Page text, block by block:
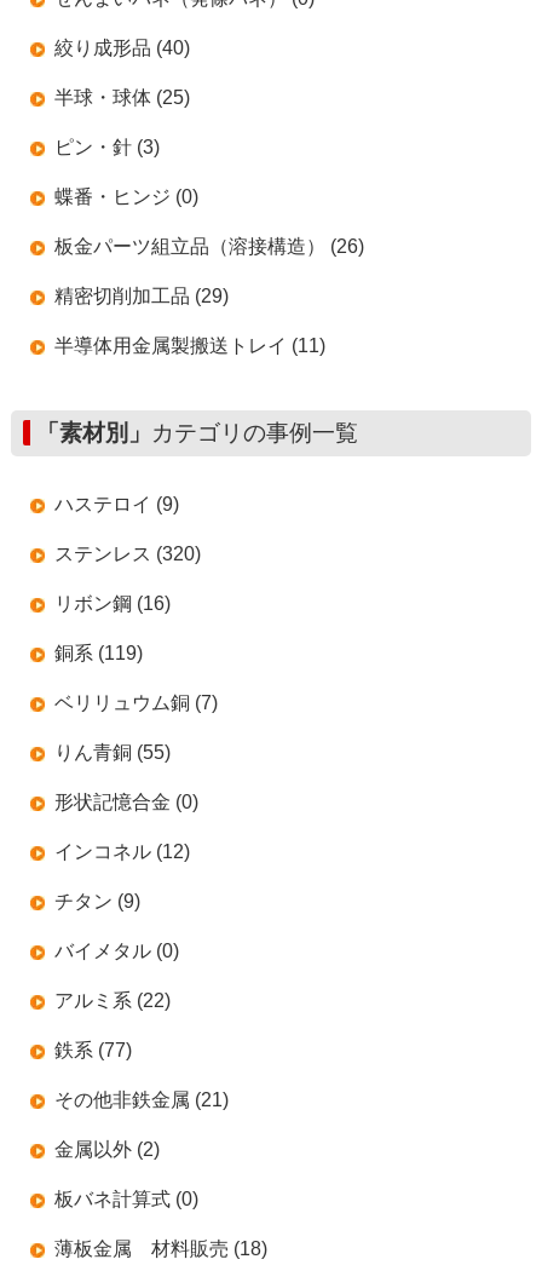
絞り成形品 (40)
半球・球体 (25)
ピン・針 (3)
蝶番・ヒンジ (0)
板金パーツ組立品（溶接構造） (26)
精密切削加工品 (29)
半導体用金属製搬送トレイ (11)
「素材別」 カテゴリの事例一覧
ハステロイ (9)
ステンレス (320)
リボン鋼 (16)
銅系 (119)
ベリリュウム銅 (7)
りん青銅 (55)
形状記憶合金 (0)
インコネル (12)
チタン (9)
バイメタル (0)
アルミ系 (22)
鉄系 (77)
その他非鉄金属 (21)
金属以外 (2)
板バネ計算式 (0)
薄板金属 材料販売 (18)